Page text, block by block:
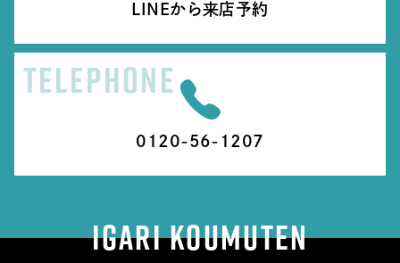
LINEから来店予約
TELEPHONE
0120-56-1207
IGARI KOUMUTEN